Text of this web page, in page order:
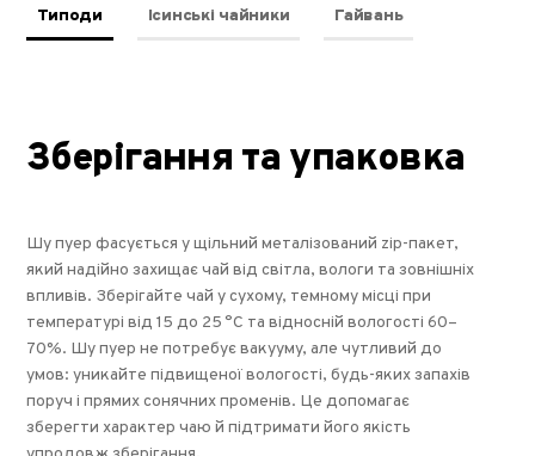
Типоди Ісинські чайники Гайвань
Зберігання та упаковка
Шу пуер фасується у щільний металізований zip-пакет,
який надійно захищає чай від світла, вологи та зовнішніх
впливів. Зберігайте чай у сухому, темному місці при
температурі від 15 до 25 °C та відносній вологості 60–
70%. Шу пуер не потребує вакууму, але чутливий до
умов: уникайте підвищеної вологості, будь-яких запахів
поруч і прямих сонячних променів. Це допомагає
зберегти характер чаю й підтримати його якість